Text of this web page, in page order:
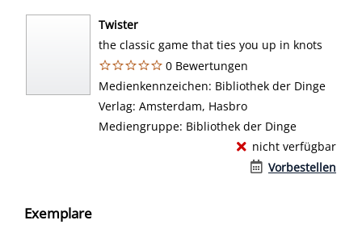
Twister
the classic game that ties you up in knots
0 Bewertungen
Suche nach diesem Verfasser
Medienkennzeichen: Bibliothek der Dinge
Verlag: Amsterdam, Hasbro
Mediengruppe: Bibliothek der Dinge
nicht verfügbar
Vorbestellen
Exemplare